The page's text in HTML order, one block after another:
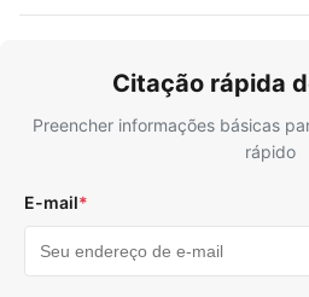
Citação rápida
Preencher informações básicas
rápido
E-mail*